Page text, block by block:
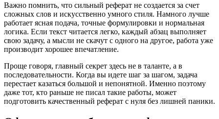
Важно помнить, что сильный реферат не создается за счет
сложных слов и искусственно умного стиля. Намного лучше
работает ясная подача, точные формулировки и нормальная
логика. Если текст читается легко, каждый абзац выполняет
свою задачу, а мысли не скачут с одного на другое, работа уже
производит хорошее впечатление.
Проще говоря, главный секрет здесь не в таланте, а в
последовательности. Когда вы идете шаг за шагом, задача
перестает казаться большой и непонятной. Именно поэтому
даже тот, кто раньше не писал такие работы, может
подготовить качественный реферат с нуля без лишней паники.